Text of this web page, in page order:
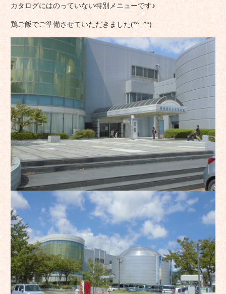
カタログにはのっていない特別メニューです♪
鶏ご飯でご準備させていただきました(*^_^*)